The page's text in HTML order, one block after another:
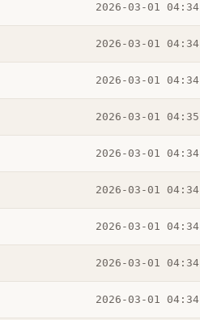
2026-03-01 04:34
2026-03-01 04:34
2026-03-01 04:34
2026-03-01 04:35
2026-03-01 04:34
2026-03-01 04:34
2026-03-01 04:34
2026-03-01 04:34
2026-03-01 04:34